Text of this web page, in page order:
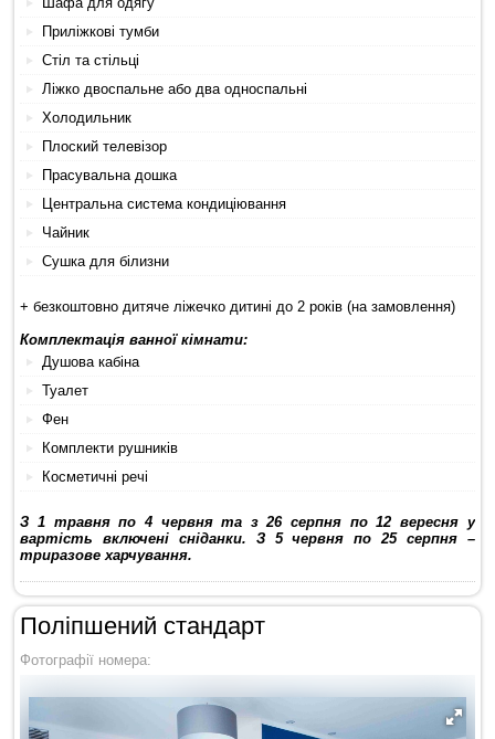
Приліжкові тумби
Стіл та стільці
Ліжко двоспальне або два односпальні
Холодильник
Плоский телевізор
Прасувальна дошка
Центральна система кондиціювання
Чайник
Сушка для білизни
+ безкоштовно дитяче ліжечко дитині до 2 років (на замовлення)
Комплектація ванної кімнати:
Душова кабіна
Туалет
Фен
Комплекти рушників
Косметичні речі
З 1 травня по 4 червня та з 26 серпня по 12 вересня у
вартість включені сніданки. З 5 червня по 25 серпня –
триразове харчування.
Поліпшений стандарт
Фотографії номера: